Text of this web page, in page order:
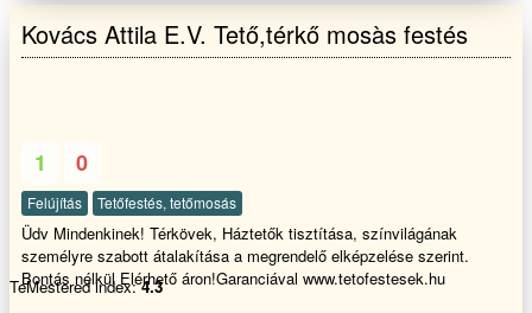
Kovács Attila E.V. Tető,térkő mosàs festés
1 0
Felújítás Tetőfestés, tetőmosás
Üdv Mindenkinek! Térkövek, Háztetők tisztítása, színvilágának
személyre szabott átalakítása a megrendelő elképzelése szerint.
Bontás nélkül Elérhető áron!Garanciával www.tetofestesek.hu
TeMestered index:4.3